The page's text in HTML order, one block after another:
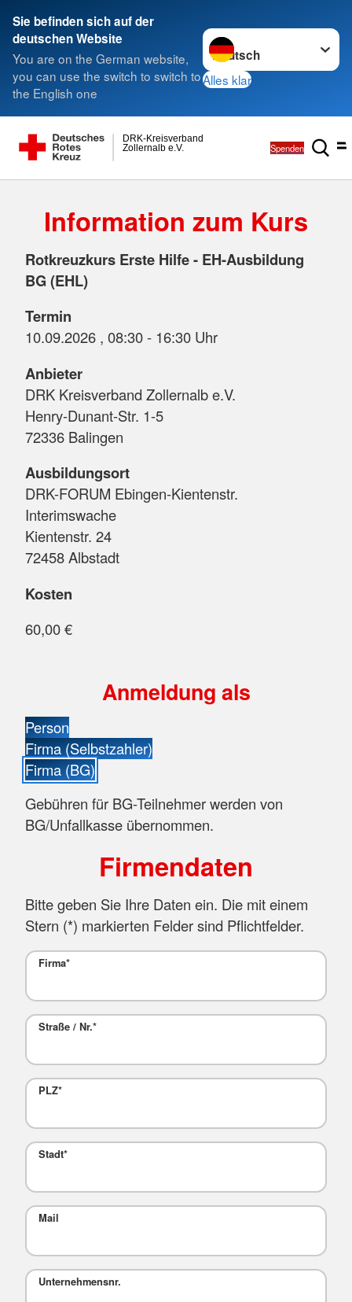
Sie befinden sich auf der
deutschen Website
You are on the German website,
you can use the switch to switch to
the English one
Sprache wechseln zu
Alles klar
Zollernalb e.V.
DRK-Kreisverband
Spenden
Information zum Kurs
Rotkreuzkurs Erste Hilfe - EH-Ausbildung
BG (EHL)
Termin
10.09.2026 , 08:30 - 16:30 Uhr
Anbieter
DRK Kreisverband Zollernalb e.V.
Henry-Dunant-Str. 1-5
72336 Balingen
Ausbildungsort
DRK-FORUM Ebingen-Kientenstr.
Interimswache
Kientenstr. 24
72458 Albstadt
Kosten
60,00 €
Anmeldung als
Person
Firma (Selbstzahler)
Firma (BG)
Gebühren für BG-Teilnehmer werden von
BG/Unfallkasse übernommen.
Firmendaten
Bitte geben Sie Ihre Daten ein. Die mit einem
Stern (*) markierten Felder sind Pflichtfelder.
Firma*
Straße / Nr.*
PLZ*
Stadt*
Mail
Unternehmensnr.